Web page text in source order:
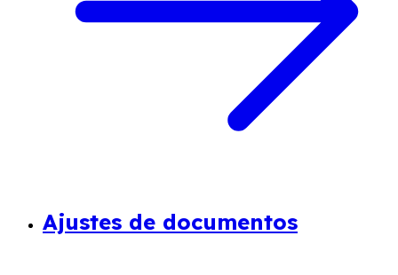
Ajustes de documentos